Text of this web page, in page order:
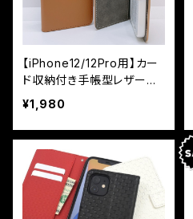
【iPhone12/12Pro用】カー
ド収納付き手帳型レザーケ
ース カラーレザー
¥1,980